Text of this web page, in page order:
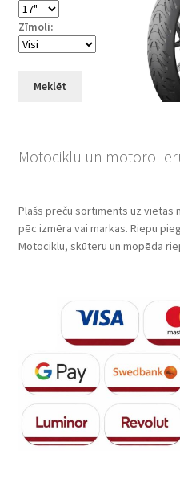
Zīmoli:
Meklēt
Motociklu un
Plašs preču sortiments uz vietas
pēc izmēra vai markas. Riepu
Motociklu, skūteru un mopēda